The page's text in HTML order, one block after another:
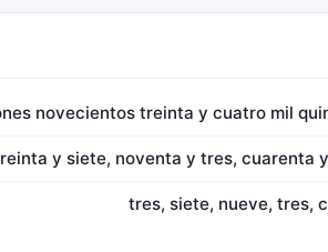
novecientos treinta y cuatro mil
y siete, noventa y tres, cuarenta
tres, siete, nueve, tres,